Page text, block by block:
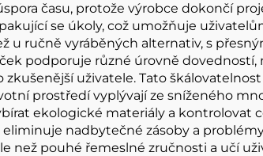
času, protože výrobce dokončí
se úkoly, což umožňuje
u ručně vyráběných alternativ, s
podporuje různé úrovně
uživatele. Tato
prostředí vyplývají ze sníženého
ekologické materiály a kontrolovat
nadbytečné zásoby a
než pouhé řemeslné zručnosti a učí